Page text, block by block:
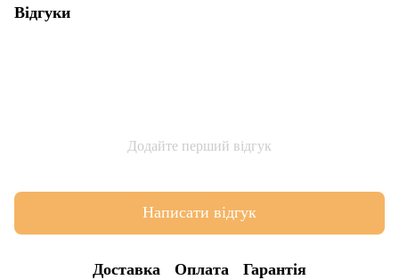
Відгуки
Додайте перший відгук
Написати відгук
Доставка Оплата Гарантія